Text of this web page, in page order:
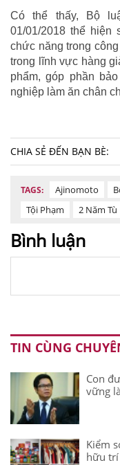
Có thể thấy, Bộ
01/01/2018 thể hiện
chức năng trong
trong lĩnh vực hàng
phẩm, góp phần
nghiệp làm ăn chân
CHIA SẺ ĐẾN BẠN BÈ:
TAGS: Ajinomoto
Tội Phạm
2 Năm Tù
Bình luận
TIN CÙNG
Con
vững
Kiểm
hữu